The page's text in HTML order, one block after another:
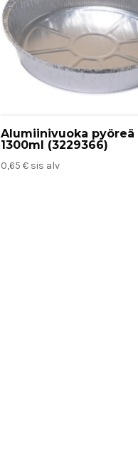
Alumiinivuoka pyöreä
1300ml (3229366)
0,65€ sis alv